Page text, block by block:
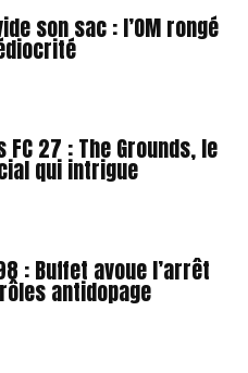
son sac : l’OM rongé
FC 27 : The Grounds, le
qui intrigue
: Buffet avoue l’arrêt
antidopage